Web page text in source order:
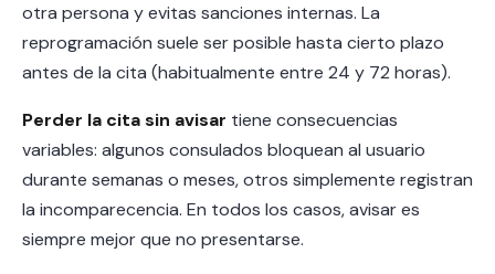
otra persona y evitas sanciones internas. La
reprogramación suele ser posible hasta cierto plazo
antes de la cita (habitualmente entre 24 y 72 horas).
Perder la cita sin avisar tiene consecuencias
variables: algunos consulados bloquean al usuario
durante semanas o meses, otros simplemente registran
la incomparecencia. En todos los casos, avisar es
siempre mejor que no presentarse.